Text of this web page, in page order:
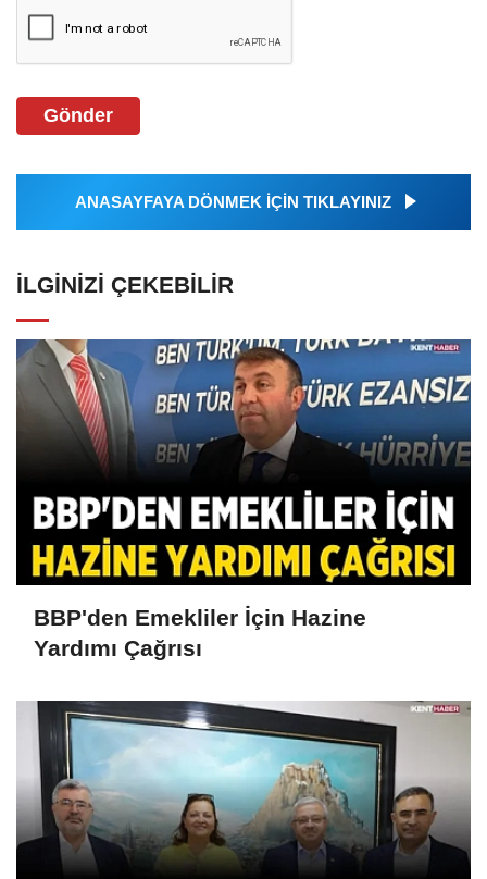
Gönder
ANASAYFAYA DÖNMEK İÇİN TIKLAYINIZ
İLGINIZI ÇEKEBILIR
BBP'den Emekliler İçin Hazine
Yardımı Çağrısı